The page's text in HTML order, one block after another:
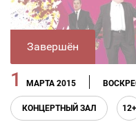
Завершён
1 МАРТА 2015
КОНЦЕРТНЫЙ ЗАЛ 12+